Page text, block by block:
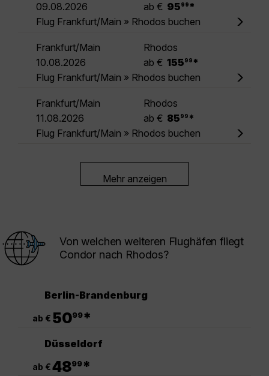
09.08.2026
ab € 95 99 *
Flug Frankfurt/Main » Rhodos buchen
Frankfurt/Main
Rhodos
10.08.2026
ab € 155 99 *
Flug Frankfurt/Main » Rhodos buchen
Frankfurt/Main
Rhodos
11.08.2026
ab € 85 99 *
Flug Frankfurt/Main » Rhodos buchen
Mehr anzeigen
Von welchen weiteren Flughäfen fliegt
Condor nach Rhodos?
Berlin-Brandenburg
ab € 5099*
Düsseldorf
ab €4899*